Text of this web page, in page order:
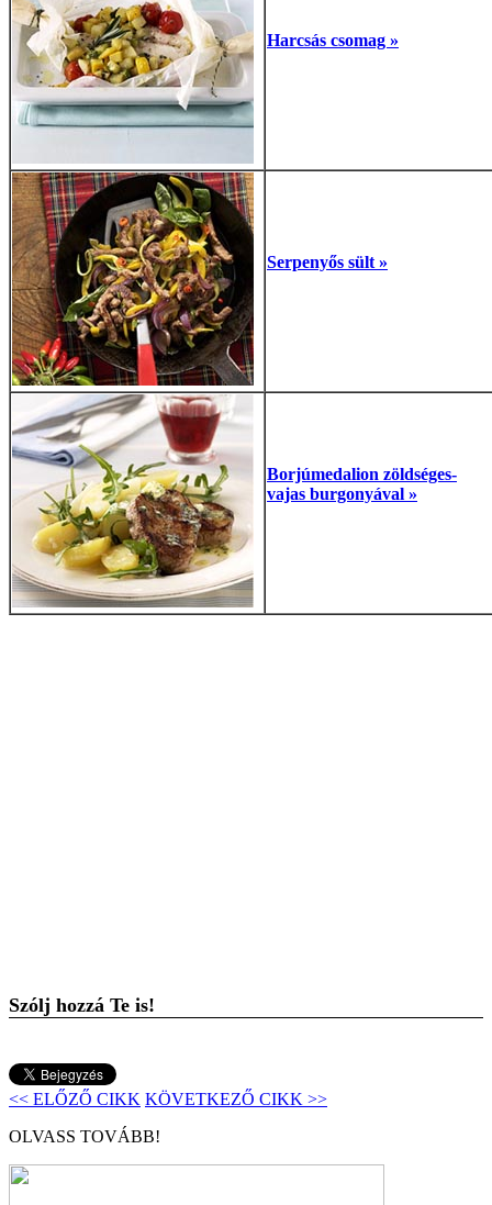
Harcsás csomag »
Serpenyős sült »
Borjúmedalion zöldséges-
vajas burgonyával »
Szólj hozzá Te is!
<< ELŐZŐ CIKK KÖVETKEZŐ CIKK >>
OLVASS TOVÁBB!